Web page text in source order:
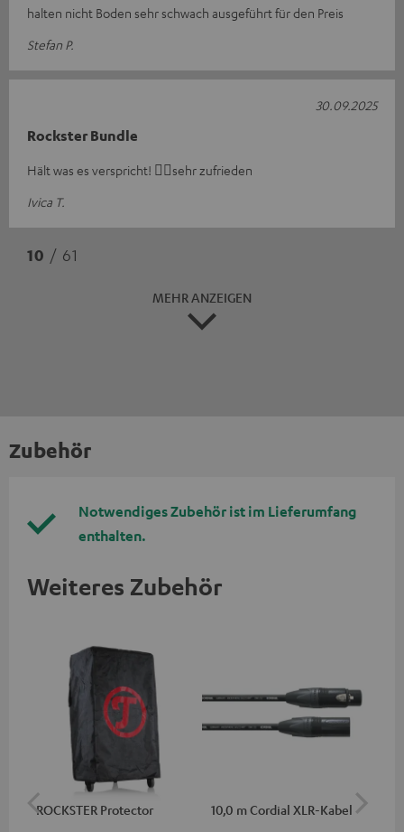
halten nicht Boden sehr schwach ausgeführt für den Preis
Stefan P.
Rockster Bundle
Hält was es verspricht! 👍🏻sehr zufrieden
Ivica T.
30.09.2025
10 / 61
MEHR ANZEIGEN
Zubehör
Notwendiges Zubehör ist im Lieferumfang
enthalten.
Weiteres Zubehör
ROCKSTER Protector 10,0 m Cordial XLR-Kabel